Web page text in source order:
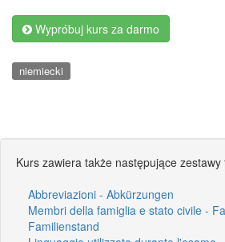
Wypróbuj kurs za darmo
niemiecki
Kurs zawiera także następujące zestawy
Abbreviazioni - Abkürzungen
Membri della famiglia e stato civile -
Familienstand